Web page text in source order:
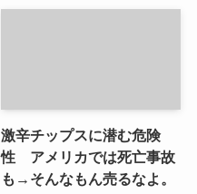
激辛チップスに潜む危険
性 アメリカでは死亡事故
も→そんなもん売るなよ。